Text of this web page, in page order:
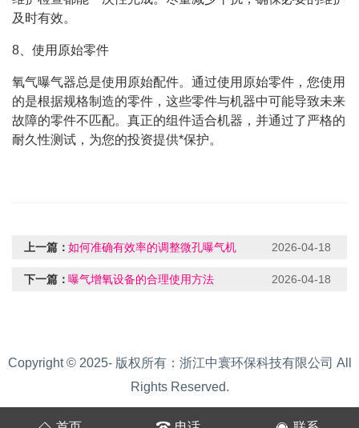
及时有效。
8、使用原始零件
氧气曝气器总是使用原始配件。通过使用原始零件，您使用
的是根据规格制造的零件，这些零件与机器中可能导致未来
故障的零件不匹配。真正的组件适合机器，并通过了严格的
耐久性测试，为您的投资提供*保护。
上一篇：如何准确有效率的调整微孔曝气机 2026-04-18
下一篇：曝气增氧设备的合理使用方法 2026-04-18
Copyright © 2025- 版权所有：浙江中寰环保科技有限公司 All
Rights Reserved.